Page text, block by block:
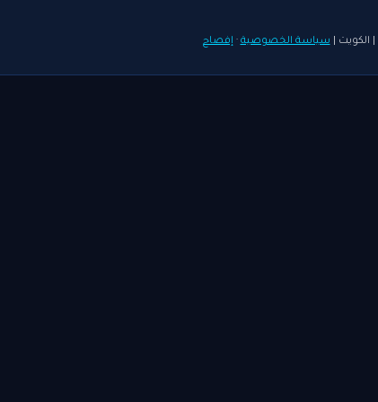
| الكويت | سياسة الخصوصية · إفصاح